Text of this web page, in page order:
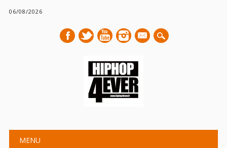
06/08/2026
mail
Main menu
MENU